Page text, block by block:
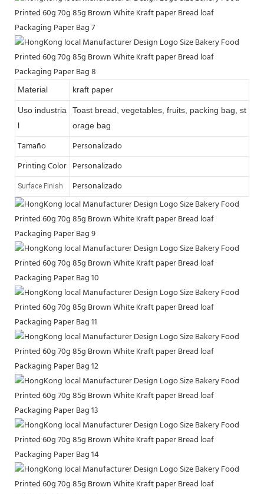
Material kraft paper
Uso industria
l
Toast bread, vegetables, fruits, packing bag, st
orage bag
Tamaño
Personalizado
Printing Color Personalizado
Surface Finish Personalizado